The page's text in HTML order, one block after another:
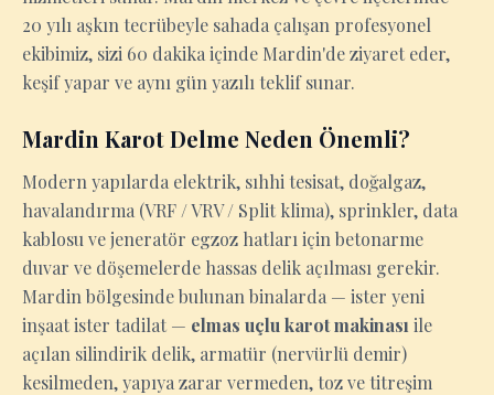
20 yılı aşkın tecrübeyle sahada çalışan profesyonel
ekibimiz, sizi 60 dakika içinde Mardin'de ziyaret eder,
keşif yapar ve aynı gün yazılı teklif sunar.
Mardin Karot Delme Neden Önemli?
Modern yapılarda elektrik, sıhhi tesisat, doğalgaz,
havalandırma (VRF / VRV / Split klima), sprinkler, data
kablosu ve jeneratör egzoz hatları için betonarme
duvar ve döşemelerde hassas delik açılması gerekir.
Mardin bölgesinde bulunan binalarda — ister yeni
inşaat ister tadilat — elmas uçlu karot makinası ile
açılan silindirik delik, armatür (nervürlü demir)
kesilmeden, yapıya zarar vermeden, toz ve titreşim